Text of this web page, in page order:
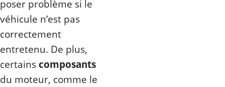
poser problème si le
véhicule n’est pas
correctement
entretenu. De plus,
certainscomposants
du moteur, comme le